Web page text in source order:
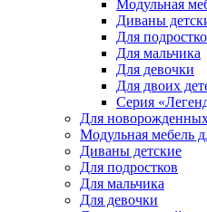
Модульная
Диваны
Для
Для мальчика
Для девочки
Для двоих
Серия
Для
Модульная мебель
Диваны детские
Для подростков
Для мальчика
Для девочки